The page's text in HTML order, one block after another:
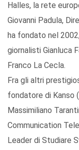
Halles, la rete
Giovanni Padula,
ha fondato nel
giornalisti Gianluca
Franco La Cecla.
Fra gli altri
fondatore di Kanso
Massimiliano
Communication
Leader di Studiare